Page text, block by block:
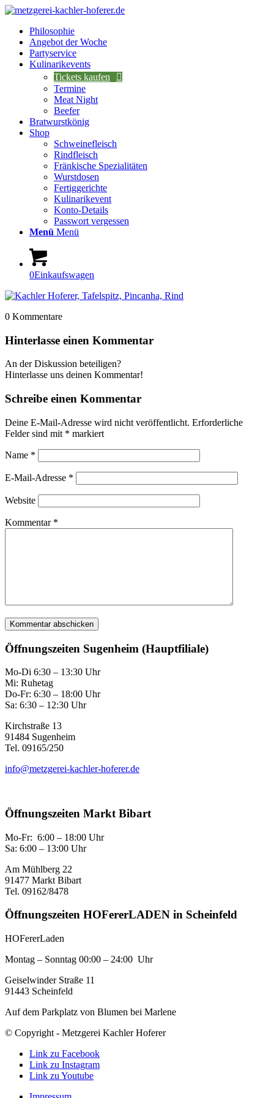
Philosophie
Angebot der Woche
Partyservice
Kulinarikevents
Tickets kaufen
Termine
Meat Night
Beefer
Bratwurstkönig
Shop
Schweinefleisch
Rindfleisch
Fränkische Spezialitäten
Wurstdosen
Fertiggerichte
Kulinarikevent
Konto-Details
Passwort vergessen
Menü Menü
0Einkaufswagen
0 Kommentare
Hinterlasse einen Kommentar
An der Diskussion beteiligen?
Hinterlasse uns deinen Kommentar!
Schreibe einen Kommentar
Deine E-Mail-Adresse wird nicht veröffentlicht. Erforderliche
Felder sind mit * markiert
Name *
E-Mail-Adresse *
Website
Kommentar *
Öffnungszeiten Sugenheim (Hauptfiliale)
Mo-Di 6:30 – 13:30 Uhr
Mi: Ruhetag
Do-Fr: 6:30 – 18:00 Uhr
Sa: 6:30 – 12:30 Uhr
Kirchstraße 13
91484 Sugenheim
Tel. 09165/250
info@metzgerei-kachler-hoferer.de
Öffnungszeiten Markt Bibart
Mo-Fr: 6:00 – 18:00 Uhr
Sa: 6:00 – 13:00 Uhr
Am Mühlberg 22
91477 Markt Bibart
Tel. 09162/8478
Öffnungszeiten HOFererLADEN in Scheinfeld
HOFererLaden
Montag – Sonntag 00:00 – 24:00 Uhr
Geiselwinder Straße 11
91443 Scheinfeld
Auf dem Parkplatz von Blumen bei Marlene
© Copyright - Metzgerei Kachler Hoferer
Link zu Facebook
Link zu Instagram
Link zu Youtube